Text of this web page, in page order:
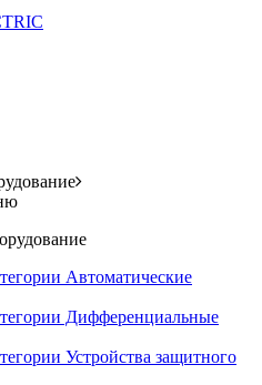
Автоматические
Дифференциальные
Устройства защитного